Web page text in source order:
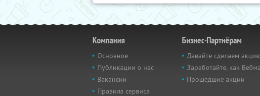
Компания
Основное
Публикации о нас
Вакансии
Правила сервиса
Бизнес-Партнёрам
Давайте сделаем
Заработайте, как
Прошедшие акции